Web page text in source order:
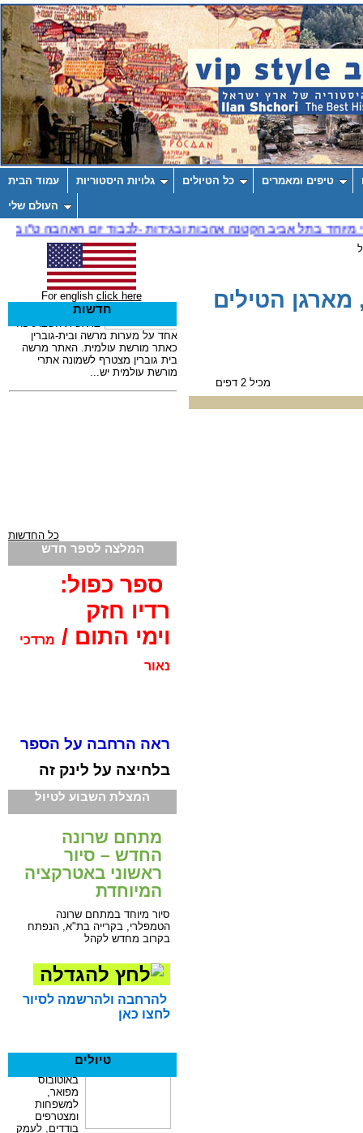
עמוד הבית גלויות היסטוריות כל הטיולים טיפים ומאמרים
העולם שלי
הטילים
מכיל 2 דפים
For english click here
חדשות
כל החדשות
המלצה לספר חדש
ספר כפול:
רדיו חזק
וימי התום / מרדכי
נאור
ראה הרחבה על הספר
בלחיצה על לינק זה
המצלת השבוע לטיול
מתחם שרונה
החדש – סיור
ראשוני באטרקציה
המיוחדת
סיור מיוחד במתחם שרונה
הטמפלרי, בקרייה בת"א, הנפתח
בקרוב מחדש לקהל
להרחבה ולהרשמה לסיור
לחצו כאן
טיולים